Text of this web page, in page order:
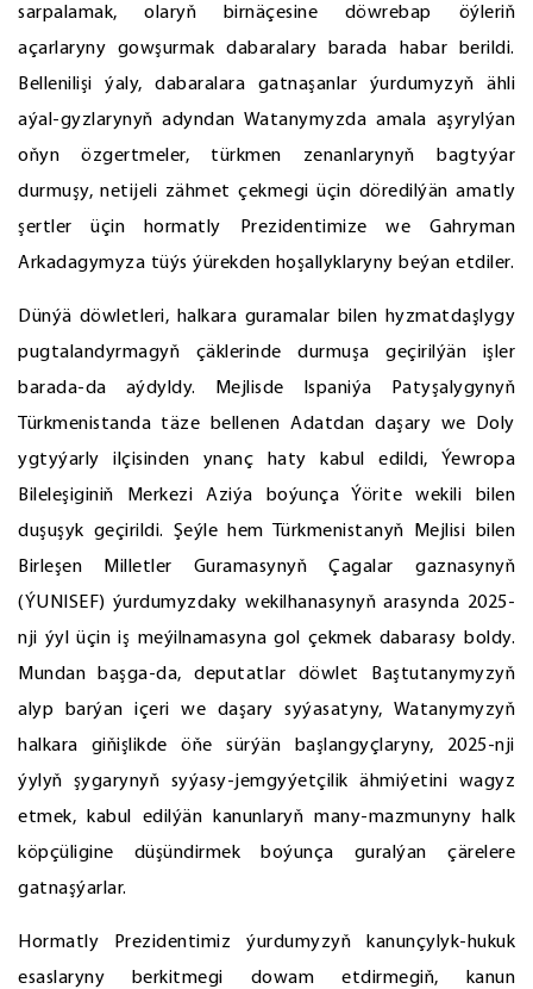
sarpalamak, olaryň birnäçesine döwrebap öýleriň
açarlaryny gowşurmak dabaralary barada habar berildi.
Bellenilişi ýaly, dabaralara gatnaşanlar ýurdumyzyň ähli
aýal-gyzlarynyň adyndan Watanymyzda amala aşyrylýan
oňyn özgertmeler, türkmen zenanlarynyň bagtyýar
durmuşy, netijeli zähmet çekmegi üçin döredilýän amatly
şertler üçin hormatly Prezidentimize we Gahryman
Arkadagymyza tüýs ýürekden hoşallyklaryny beýan etdiler.
Dünýä döwletleri, halkara guramalar bilen hyzmatdaşlygy
pugtalandyrmagyň çäklerinde durmuşa geçirilýän işler
barada-da aýdyldy. Mejlisde Ispaniýa Patyşalygynyň
Türkmenistanda täze bellenen Adatdan daşary we Doly
ygtyýarly ilçisinden ynanç haty kabul edildi, Ýewropa
Bileleşiginiň Merkezi Aziýa boýunça Ýörite wekili bilen
duşuşyk geçirildi. Şeýle hem Türkmenistanyň Mejlisi bilen
Birleşen Milletler Guramasynyň Çagalar gaznasynyň
(ÝUNISEF) ýurdumyzdaky wekilhanasynyň arasynda 2025-
nji ýyl üçin iş meýilnamasyna gol çekmek dabarasy boldy.
Mundan başga-da, deputatlar döwlet Baştutanymyzyň
alyp barýan içeri we daşary syýasatyny, Watanymyzyň
halkara giňişlikde öňe sürýän başlangyçlaryny, 2025-nji
ýylyň şygarynyň syýasy-jemgyýetçilik ähmiýetini wagyz
etmek, kabul edilýän kanunlaryň many-mazmunyny halk
köpçüligine düşündirmek boýunça guralýan çärelere
gatnaşýarlar.
Hormatly Prezidentimiz ýurdumyzyň kanunçylyk-hukuk
esaslaryny berkitmegi dowam etdirmegiň, kanun